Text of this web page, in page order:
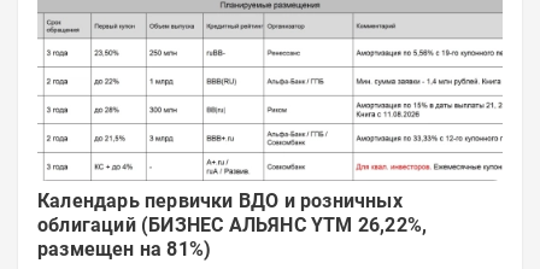
Календарь первички ВДО и розничных
облигаций (БИЗНЕС АЛЬЯНС YTM 26,22%,
размещен на 81%)